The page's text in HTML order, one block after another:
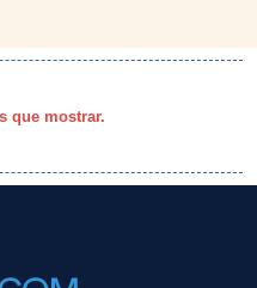
que mostrar.